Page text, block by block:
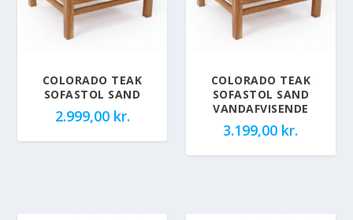
COLORADO TEAK
SOFASTOL SAND
2.999,00 kr.
COLORADO TEAK
SOFASTOL SAND
VANDAFVISENDE
3.199,00 kr.